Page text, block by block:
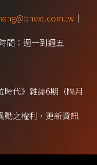
｜
：週一到週五
代》雜誌6期（隔月
之權利，更新資訊